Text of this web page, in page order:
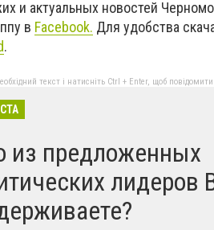
и актуальных новостей
в Facebook. Для удобства
.
текст і натисніть Ctrl + Enter, щоб
из предложенных
лидеров